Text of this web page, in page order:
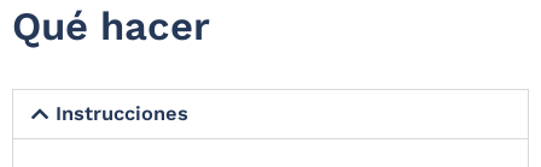
Qué hacer
Instrucciones